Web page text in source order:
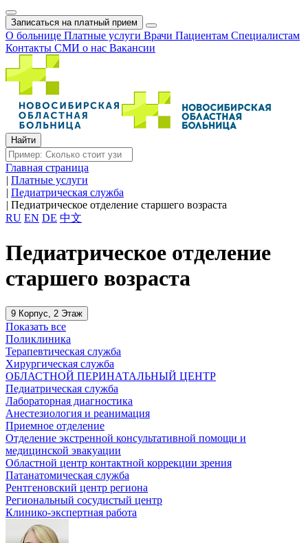
Записаться на платный прием
О больнице Платные услуги Врачи Пациентам Специалистам
Контакты СМИ о нас Вакансии
Главная страница
| Платные услуги
| Педиатрическая служба
| Педиатрическое отделение старшего возраста
RU EN DE 中文
Педиатрическое отделение
старшего возраста
9 Корпус, 2 Этаж
Показать все
Поликлиника
Терапевтическая служба
Хирургическая служба
ОБЛАСТНОЙ ПЕРИНАТАЛЬНЫЙ ЦЕНТР
Педиатрическая служба
Лабораторная диагностика
Анестезиология и реанимация
Приемное отделение
Отделение экстренной консультативной помощи и
медицинской эвакуации
Областной центр контактной коррекции зрения
Патанатомическая служба
Рентгеновский центр региона
Региональный сосудистый центр
Клинико-экспертная работа